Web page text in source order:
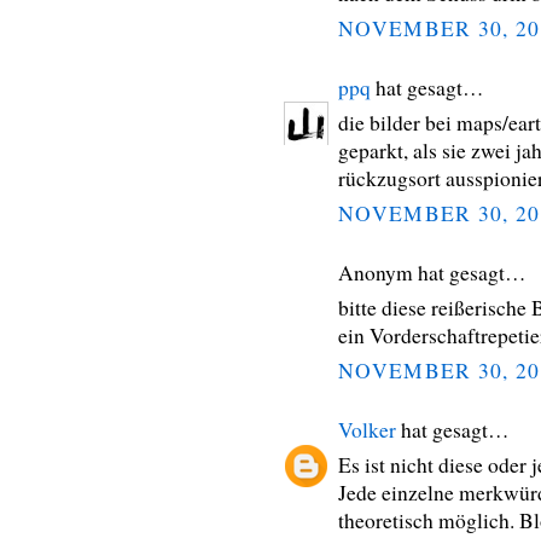
NOVEMBER 30,
ppq hat gesagt…
die bilder bei maps/
geparkt, als sie zwei
rückzugsort
NOVEMBER 30,
Anonym hat gesagt…
bitte diese reißerische
ein
NOVEMBER 30,
Volkerhat gesagt…
Es ist nicht diese oder
Jede einzelne
theoretisch möglich.